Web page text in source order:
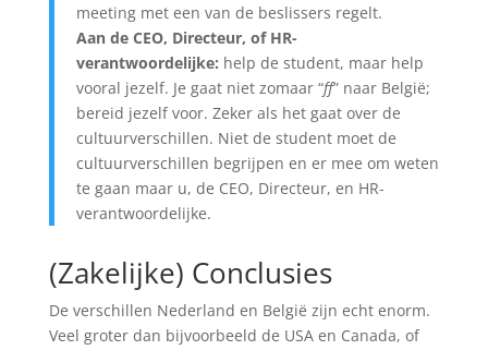
meeting met een van de beslissers regelt.
Aan de CEO, Directeur, of HR-
verantwoordelijke: help de student, maar help
vooral jezelf. Je gaat niet zomaar “ff” naar België;
bereid jezelf voor. Zeker als het gaat over de
cultuurverschillen. Niet de student moet de
cultuurverschillen begrijpen en er mee om weten
te gaan maar u, de CEO, Directeur, en HR-
verantwoordelijke.
(Zakelijke) Conclusies
De verschillen Nederland en België zijn echt enorm.
Veel groter dan bijvoorbeeld de USA en Canada, of